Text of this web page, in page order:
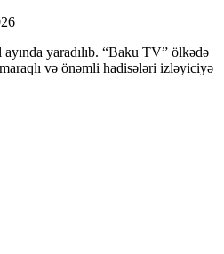
yaradılıb. “Baku TV” ölkədə
və önəmli hadisələri izləyiciyə